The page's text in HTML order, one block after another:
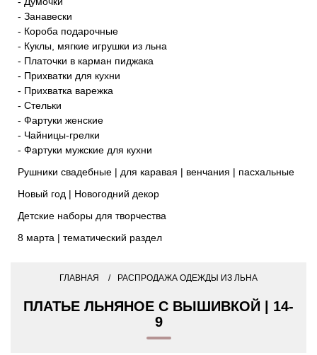
- Занавески
- Короба подарочные
- Куклы, мягкие игрушки из льна
- Платочки в карман пиджака
- Прихватки для кухни
- Прихватка варежка
- Стельки
- Фартуки женские
- Чайницы-грелки
- Фартуки мужские для кухни
Рушники свадебные | для каравая | венчания | пасхальные
Новый год | Новогодний декор
Детские наборы для творчества
8 марта | тематический раздел
ГЛАВНАЯ РАСПРОДАЖА ОДЕЖДЫ ИЗ ЛЬНА
ПЛАТЬЕ ЛЬНЯНОЕ С ВЫШИВКОЙ | 14-
9